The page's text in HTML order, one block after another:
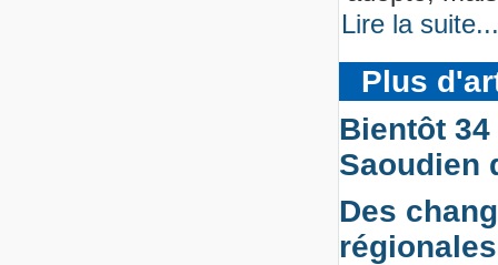
Lire la suite...
Plus
Bientôt
Saoudien
Des